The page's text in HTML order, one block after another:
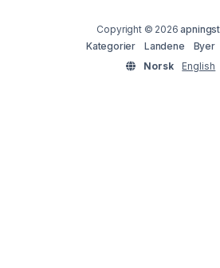
Copyright © 2026
Kategorier
Landene Byer
Norsk
English